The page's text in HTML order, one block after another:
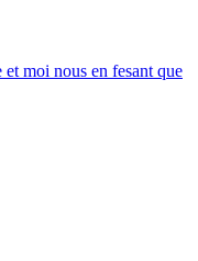
moi nous en fesant que